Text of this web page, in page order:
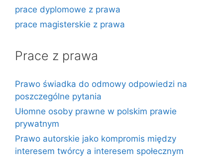
prace dyplomowe z prawa
prace magisterskie z prawa
Prace z prawa
Prawo świadka do odmowy odpowiedzi na
poszczególne pytania
Ułomne osoby prawne w polskim prawie
prywatnym
Prawo autorskie jako kompromis między
interesem twórcy a interesem społecznym